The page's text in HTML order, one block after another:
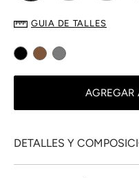
GUIA DE TALLES
AGREGAR
DETALLES Y